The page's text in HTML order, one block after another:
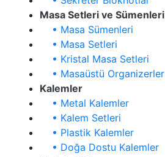
Masa Setleri ve Sümenleri
• Masa Sümenleri
• Masa Setleri
• Kristal Masa Setleri
• Masaüstü Organizerler
Kalemler
• Metal Kalemler
• Kalem Setleri
• Plastik Kalemler
• Doğa Dostu Kalemler